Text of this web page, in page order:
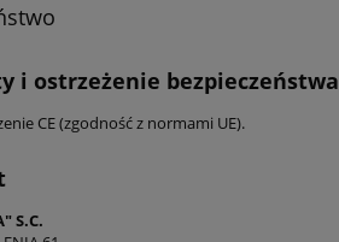
i ostrzeżenie bezpieczeństwa
CE (zgodność z normami UE).
S.C.